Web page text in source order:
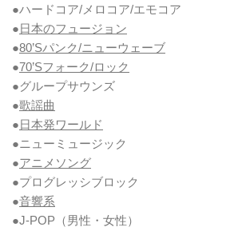
●ハードコア/メロコア/エモコア
●日本のフュージョン
●80’Sパンク/ニューウェーブ
●70’Sフォーク/ロック
●グループサウンズ
●歌謡曲
●日本発ワールド
●ニューミュージック
●アニメソング
●プログレッシブロック
●音響系
●J-POP（男性・女性）